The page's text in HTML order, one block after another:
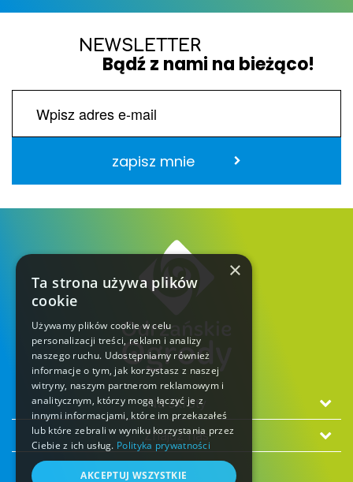
NEWSLETTER
Bądź z nami na bieżąco!
zapisz mnie
Na skróty
Znajdź nas
×
Ta strona używa plików
cookie
Używamy plików cookie w celu
personalizacji treści, reklam i analizy
naszego ruchu. Udostępniamy również
informacje o tym, jak korzystasz z naszej
witryny, naszym partnerom reklamowym i
analitycznym, którzy mogą łączyć je z
innymi informacjami, które im przekazałeś
lub które zebrali w wyniku korzystania przez
Ciebie z ich usług. Polityka prywatności
AKCEPTUJ WSZYSTKIE